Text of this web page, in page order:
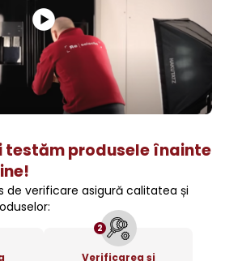
testăm produsele înainte
de verificare asigură calitatea și
2
Verificarea și